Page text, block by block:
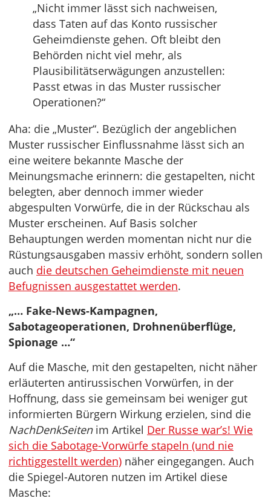
„Nicht immer lässt sich nachweisen,
dass Taten auf das Konto russischer
Geheimdienste gehen. Oft bleibt den
Behörden nicht viel mehr, als
Plausibilitätserwägungen anzustellen:
Passt etwas in das Muster russischer
Operationen?“
Aha: die „Muster“. Bezüglich der angeblichen
Muster russischer Einflussnahme lässt sich an
eine weitere bekannte Masche der
Meinungsmache erinnern: die gestapelten, nicht
belegten, aber dennoch immer wieder
abgespulten Vorwürfe, die in der Rückschau als
Muster erscheinen. Auf Basis solcher
Behauptungen werden momentan nicht nur die
Rüstungsausgaben massiv erhöht, sondern sollen
auch die deutschen Geheimdienste mit neuen
Befugnissen ausgestattet werden.
„… Fake-News-Kampagnen,
Sabotageoperationen, Drohnenüberflüge,
Spionage …“
Auf die Masche, mit den gestapelten, nicht näher
erläuterten antirussischen Vorwürfen, in der
Hoffnung, dass sie gemeinsam bei weniger gut
informierten Bürgern Wirkung erzielen, sind die
NachDenkSeitenim Artikel Der Russe war’s! Wie
sich die Sabotage-Vorwürfe stapeln (und nie
richtiggestellt werden) näher eingegangen. Auch
die Spiegel-Autoren nutzen im Artikel diese
Masche: